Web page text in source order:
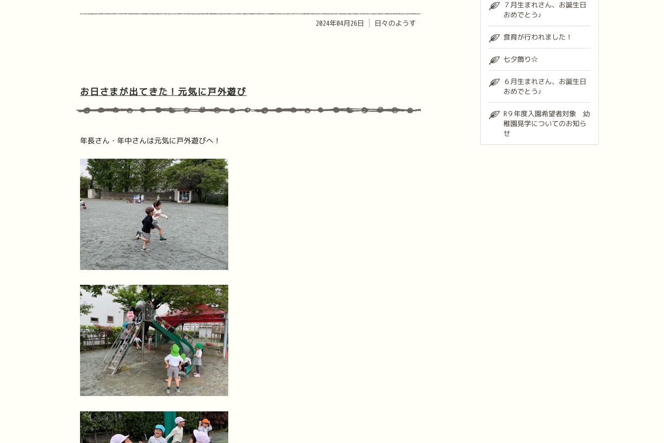
2024年04月26日 日々のようす
お日さまが出てきた！元気に戸外遊び
年長さん・年中さんは元気に戸外遊びへ！
７月生まれさん、お誕生日
おめでとう♪
食育が行われました！
七夕飾り☆
６月生まれさん、お誕生日
おめでとう♪
R９年度入園希望者対象 幼
稚園見学についてのお知ら
せ